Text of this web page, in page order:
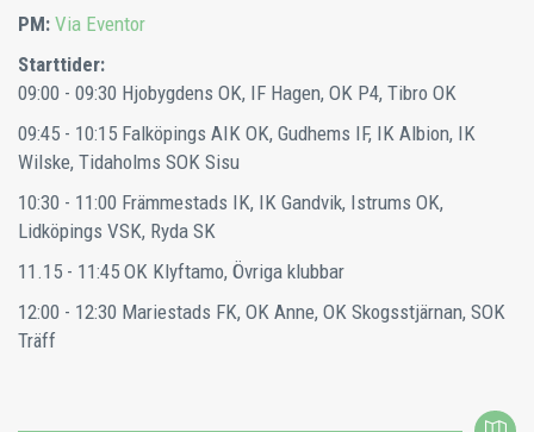
PM: Via Eventor
Starttider:
09:00 - 09:30 Hjobygdens OK, IF Hagen, OK P4, Tibro OK
09:45 - 10:15 Falköpings AIK OK, Gudhems IF, IK Albion, IK
Wilske, Tidaholms SOK Sisu
10:30 - 11:00 Främmestads IK, IK Gandvik, Istrums OK,
Lidköpings VSK, Ryda SK
11.15 - 11:45 OK Klyftamo, Övriga klubbar
12:00 - 12:30 Mariestads FK, OK Anne, OK Skogsstjärnan, SOK
Träff